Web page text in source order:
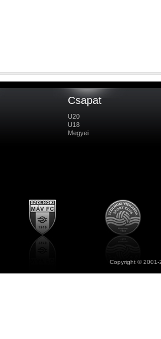
Csapat
U20
U18
Megyei
Copyright ©